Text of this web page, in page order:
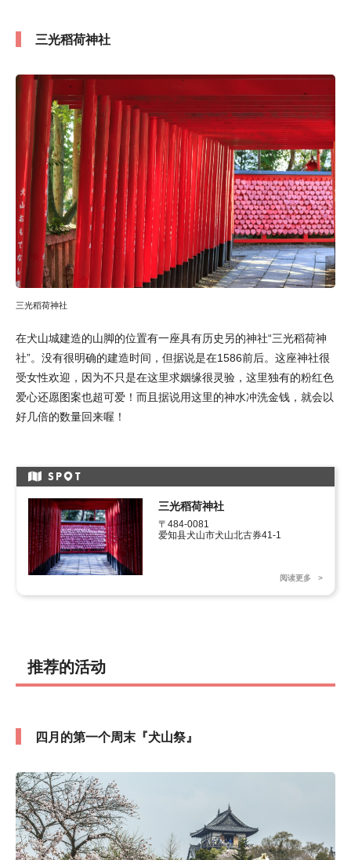
三光稻荷神社
三光稻荷神社
在犬山城建造的山脚的位置有一座具有历史另的神社“三光稻荷神
社”。没有很明确的建造时间，但据说是在1586前后。这座神社很
受女性欢迎，因为不只是在这里求姻缘很灵验，这里独有的粉红色
爱心还愿图案也超可爱！而且据说用这里的神水冲洗金钱，就会以
好几倍的数量回来喔！
SP T
三光稻荷神社
〒484-0081
爱知县犬山市犬山北古券41-1
阅读更多
推荐的活动
四月的第一个周末『犬山祭』